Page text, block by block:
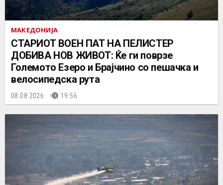
МАКЕДОНИЈА
СТАРИОТ ВОЕН ПАТ НА ПЕЛИСТЕР
ДОБИВА НОВ ЖИВОТ: Ќе ги поврзе
Големото Езеро и Брајчино со пешачка и
велосипедска рута
08.08.2026. 19:56